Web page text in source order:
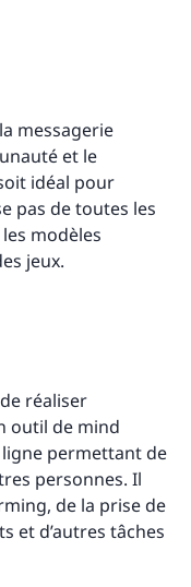
messagerie
et le
idéal pour
pas de toutes les
modèles
jeux.
réaliser
outil de mind
permettant de
personnes. Il
de la prise de
et d’autres tâches